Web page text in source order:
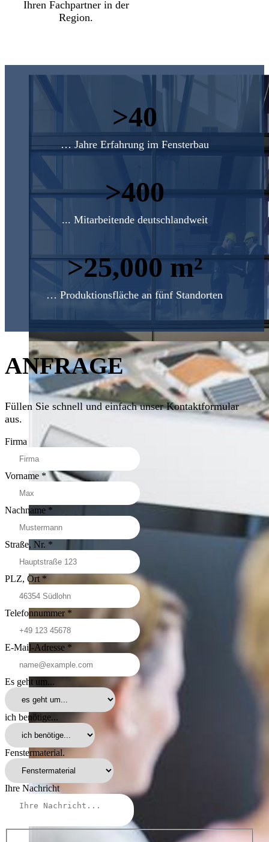
Ihren Fachpartner in der
Region.
>
… Jahre Erfahrung im Fensterbau
>
... Mitarbeitende deutschlandweit
> m²
… Produktionsfläche an fünf Standorten
ANFRAGE
Füllen Sie schnell und einfach unser Kontaktformular
aus.
Firma
Vorname *
Nachname *
Straße, Nr. *
PLZ, Ort*
Telefonnummer *
E-Mail-Adresse *
Es geht um...
ich benötige...
Fenstermaterial.
Ihre Nachricht